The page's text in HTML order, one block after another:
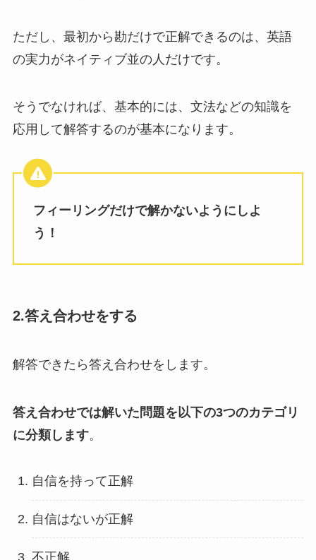
ただし、最初から勘だけで正解できるのは、英語
の実力がネイティブ並の人だけです。
そうでなければ、基本的には、文法などの知識を
応用して解答するのが基本になります。
フィーリングだけで解かないようにしよ
う！
2.答え合わせをする
解答できたら答え合わせをします。
答え合わせでは解いた問題を以下の3つのカテゴリ
に分類します。
自信を持って正解
自信はないが正解
不正解